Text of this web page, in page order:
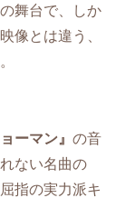
舞台で、しか
像とは違う、
ーマン』 の音
ない名曲の
指の実力派キ